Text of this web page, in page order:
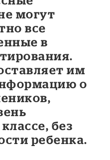
могут
все
в
им
о
без
ребенка.